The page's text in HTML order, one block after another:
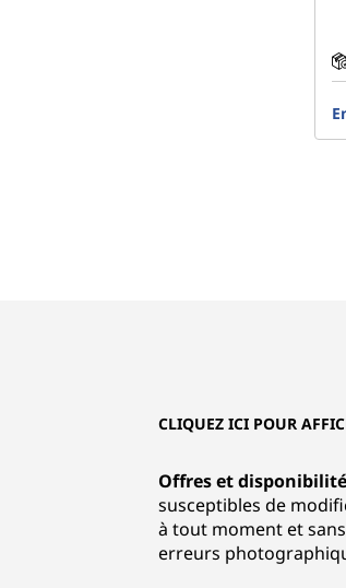
CLIQUEZ ICI POUR
Offres et
susceptibles de
à tout moment et
erreurs